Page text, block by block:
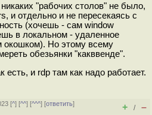
"рабочих столов" не было,
и отдельно и не пересекаясь с
(хочешь - сам window
в локальном - удаленное
окошком). Но этому всему
обезьянки "какввенде".
есть, и rdp там как надо работает.
[^] [^^] [^^^] [ответить]
+ / –